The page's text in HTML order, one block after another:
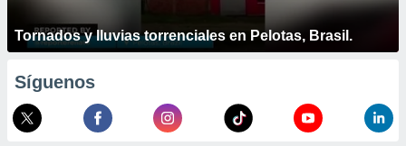
Tornados y lluvias torrenciales en Pelotas, Brasil.
Síguenos